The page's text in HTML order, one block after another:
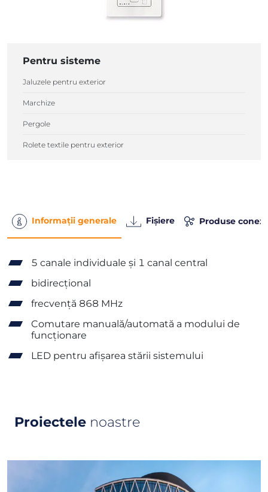
Pentru sisteme
Jaluzele pentru exterior
Marchize
Pergole
Rolete textile pentru exterior
Informații generale Fișiere Produse
5 canale individuale și 1 canal central
bidirecțional
frecvență 868 MHz
Comutare manuală/automată a modului de
funcționare
LED pentru afișarea stării sistemului
Proiectele noastre